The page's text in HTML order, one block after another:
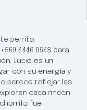
perrito.
4446 0648 para
Lucio es un
con su energía y
parece reflejar las
cada rincón
fue